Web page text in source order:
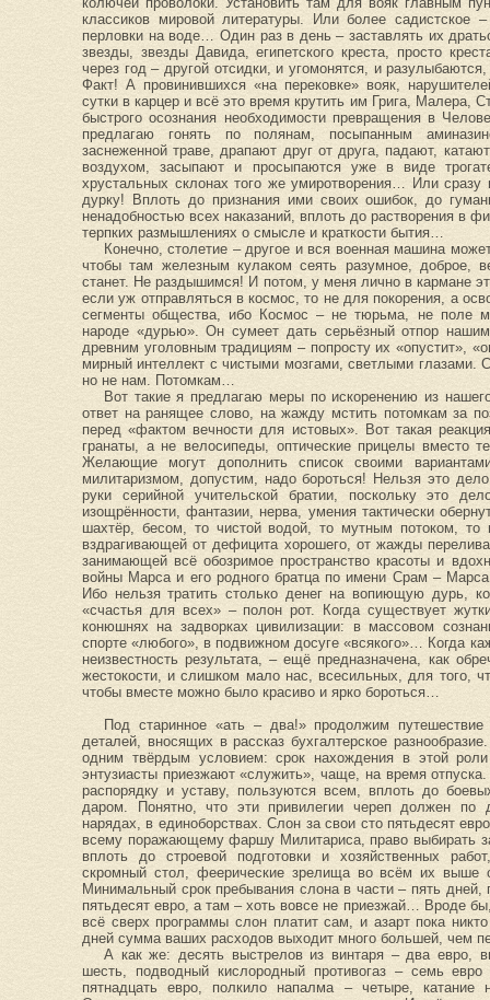
классиков мировой литературы. Или более садистское
перловки на воде… Один раз в день – заставлять их
звезды, звезды Давида, египетского креста, просто
через год – другой отсидки, и угомонятся, и
Факт! А провинившихся «на перековке» вояк,
сутки в карцер и всё это время крутить им Грига, Малера,
быстрого осознания необходимости превращения в
предлагаю гонять по полянам, посыпанным
заснеженной траве, драпают друг от друга, падают,
воздухом, засыпают и просыпаются уже в виде
хрустальных склонах того же умиротворения… Или
дурку! Вплоть до признания ими своих ошибок, до
ненадобностью всех наказаний, вплоть до растворения в
терпких размышлениях о смысле и краткости бытия…
Конечно, столетие – другое и вся военная машина
чтобы там железным кулаком сеять разумное, доброе,
станет. Не раздышимся! И потом, у меня лично в кармане
если уж отправляться в космос, то не для покорения, а
сегменты общества, ибо Космос – не тюрьма, не поле
народе «дурью». Он сумеет дать серьёзный отпор
древним уголовным традициям – попросту их «опустит»,
мирный интеллект с чистыми мозгами, светлыми
но не нам. Потомкам…
Вот такие я предлагаю меры по искоренению из
ответ на ранящее слово, на жажду мстить потомкам за
перед «фактом вечности для истовых». Вот такая
гранаты, а не велосипеды, оптические прицелы вместо
Желающие могут дополнить список своими
милитаризмом, допустим, надо бороться! Нельзя это
руки серийной учительской братии, поскольку это
изощрённости, фантазии, нерва, умения тактически
шахтёр, бесом, то чистой водой, то мутным потоком,
вздрагивающей от дефицита хорошего, от жажды
занимающей всё обозримое пространство красоты и
войны Марса и его родного братца по имени Срам –
Ибо нельзя тратить столько денег на вопиющую дурь,
«счастья для всех» – полон рот. Когда существует
конюшнях на задворках цивилизации: в массовом
спорте «любого», в подвижном досуге «всякого»… Когда
неизвестность результата, – ещё предназначена, как
жестокости, и слишком мало нас, всесильных, для того,
чтобы вместе можно было красиво и ярко бороться…
Под старинное «ать – два!» продолжим
деталей, вносящих в рассказ бухгалтерское
одним твёрдым условием: срок нахождения в этой
энтузиасты приезжают «служить», чаще, на время
распорядку и уставу, пользуются всем, вплоть до
даром. Понятно, что эти привилегии череп должен по
нарядах, в единоборствах. Слон за свои сто пятьдесят
всему поражающему фаршу Милитариса, право выбирать
вплоть до строевой подготовки и хозяйственных
скромный стол, феерические зрелища во всём их выше
Минимальный срок пребывания слона в части – пять дней,
пятьдесят евро, а там – хоть вовсе не приезжай… Вроде
всё сверх программы слон платит сам, и азарт пока
дней сумма ваших расходов выходит много большей, чем
А как же: десять выстрелов из винтаря – два евро,
шесть, подводный кислородный противогаз – семь
пятнадцать евро, полкило напалма – четыре,